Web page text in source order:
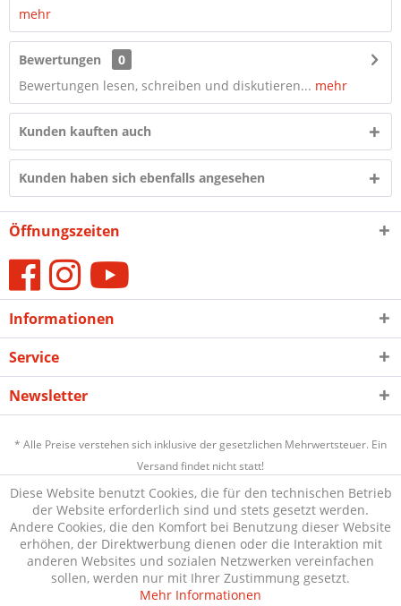
mehr
Bewertungen
0
Bewertungen lesen, schreiben und diskutieren... mehr
Kunden kauften auch
Kunden haben sich ebenfalls angesehen
Öffnungszeiten
Informationen
Service
Newsletter
* Alle Preise verstehen sich inklusive der gesetzlichen Mehrwertsteuer. Ein
Versand findet nicht statt!
Diese Website benutzt Cookies, die für den technischen Betrieb
der Website erforderlich sind und stets gesetzt werden.
Andere Cookies, die den Komfort bei Benutzung dieser Website
erhöhen, der Direktwerbung dienen oder die Interaktion mit
anderen Websites und sozialen Netzwerken vereinfachen
sollen, werden nur mit Ihrer Zustimmung gesetzt.
Mehr Informationen